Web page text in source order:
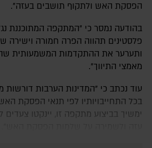
הפסקת האש ולתקוף תושבים בעזה".
בהודעה נמסר כי "המתקפה המתוכננת
פלסטינים תהווה הפרה חמורה וישירה
ותערער את ההתקדמות המשמעותית
מאמצי התיווך".
עוד נכתב כי "המדינות הערבות דורשות מחמאס לעמוד
בכל התחייבויותיו לפי תנאי הפסקת
ימשיך בביצוע מתקפה זו, יינקטו צעדים